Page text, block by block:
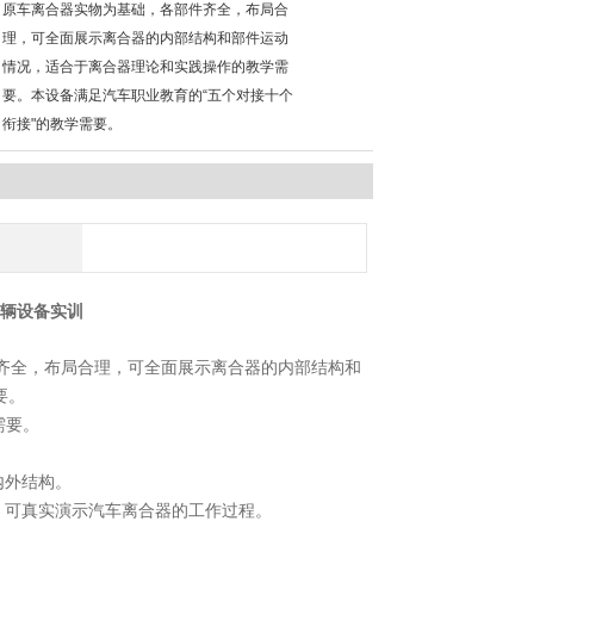
原车离合器实物为基础，各部件齐全，布局合
理，可全面展示离合器的内部结构和部件运动
情况，适合于离合器理论和实践操作的教学需
要。本设备满足汽车职业教育的“五个对接十个
衔接"的教学需要。
设备实训
，布局合理，可全面展示离合器的内部结构和
。
结构。
真实演示汽车离合器的工作过程。